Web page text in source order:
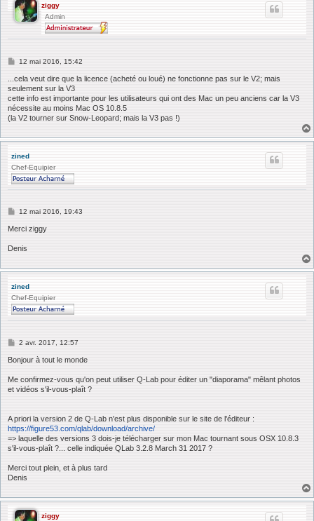
ziggy
Admin
M
s
s
g
e
12 mai 2016, 15:42
...cela veut dire que la licence (acheté ou loué) ne fonctionne pas sur le V2; mais
seulement sur la V3
cette info est importante pour les utilisateurs qui ont des Mac un peu anciens car la V3
nécessite au moins Mac OS 10.8.5
(la V2 tourner sur Snow-Leopard; mais la V3 pas !)
zined
Chef-Equipier
M
s
g
12 mai 2016, 19:43
Merci ziggy
Denis
zined
Chef-Equipier
M
s
g
e
2 avr. 2017, 12:57
Bonjour à tout le monde
Me confirmez-vous qu'on peut utiliser Q-Lab pour éditer un "diaporama" mêlant photos
et vidéos s'il-vous-plaît ?
A priori la version 2 de Q-Lab n'est plus disponible sur le site de l'éditeur :
https://figure53.com/qlab/download/archive/
=> laquelle des versions 3 dois-je télécharger sur mon Mac tournant sous OSX 10.8.3
s'il-vous-plaît ?... celle indiquée QLab 3.2.8 March 31 2017 ?
Merci tout plein, et à plus tard
Denis
ziggy